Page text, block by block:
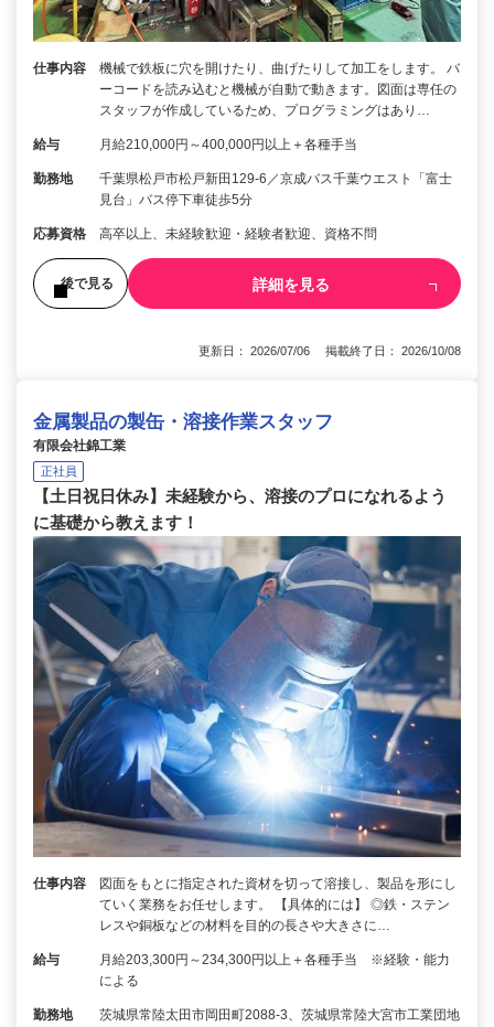
仕事内容
機械で鉄板に穴を開けたり、曲げたりして加工をします。 バ
ーコードを読み込むと機械が自動で動きます。図面は専任の
スタッフが作成しているため、プログラミングはあり…
給与 月給210,000円～400,000円以上＋各種手当
勤務地
千葉県松戸市松戸新田129-6／京成バス千葉ウエスト「富士
見台」バス停下車徒歩5分
応募資格 高卒以上、未経験歓迎・経験者歓迎、資格不問
後で見る 詳細を見る
更新日： 2026/07/06 掲載終了日： 2026/10/08
金属製品の製缶・溶接作業スタッフ
有限会社錦工業
正社員
【土日祝日休み】未経験から、溶接のプロになれるよう
に基礎から教えます！
仕事内容
図面をもとに指定された資材を切って溶接し、製品を形にし
ていく業務をお任せします。 【具体的には】 ◎鉄・ステン
レスや銅板などの材料を目的の長さや大きさに…
給与
月給203,300円～234,300円以上＋各種手当 ※経験・能力
による
勤務地
茨城県常陸太田市岡田町2088-3、茨城県常陸大宮市工業団地